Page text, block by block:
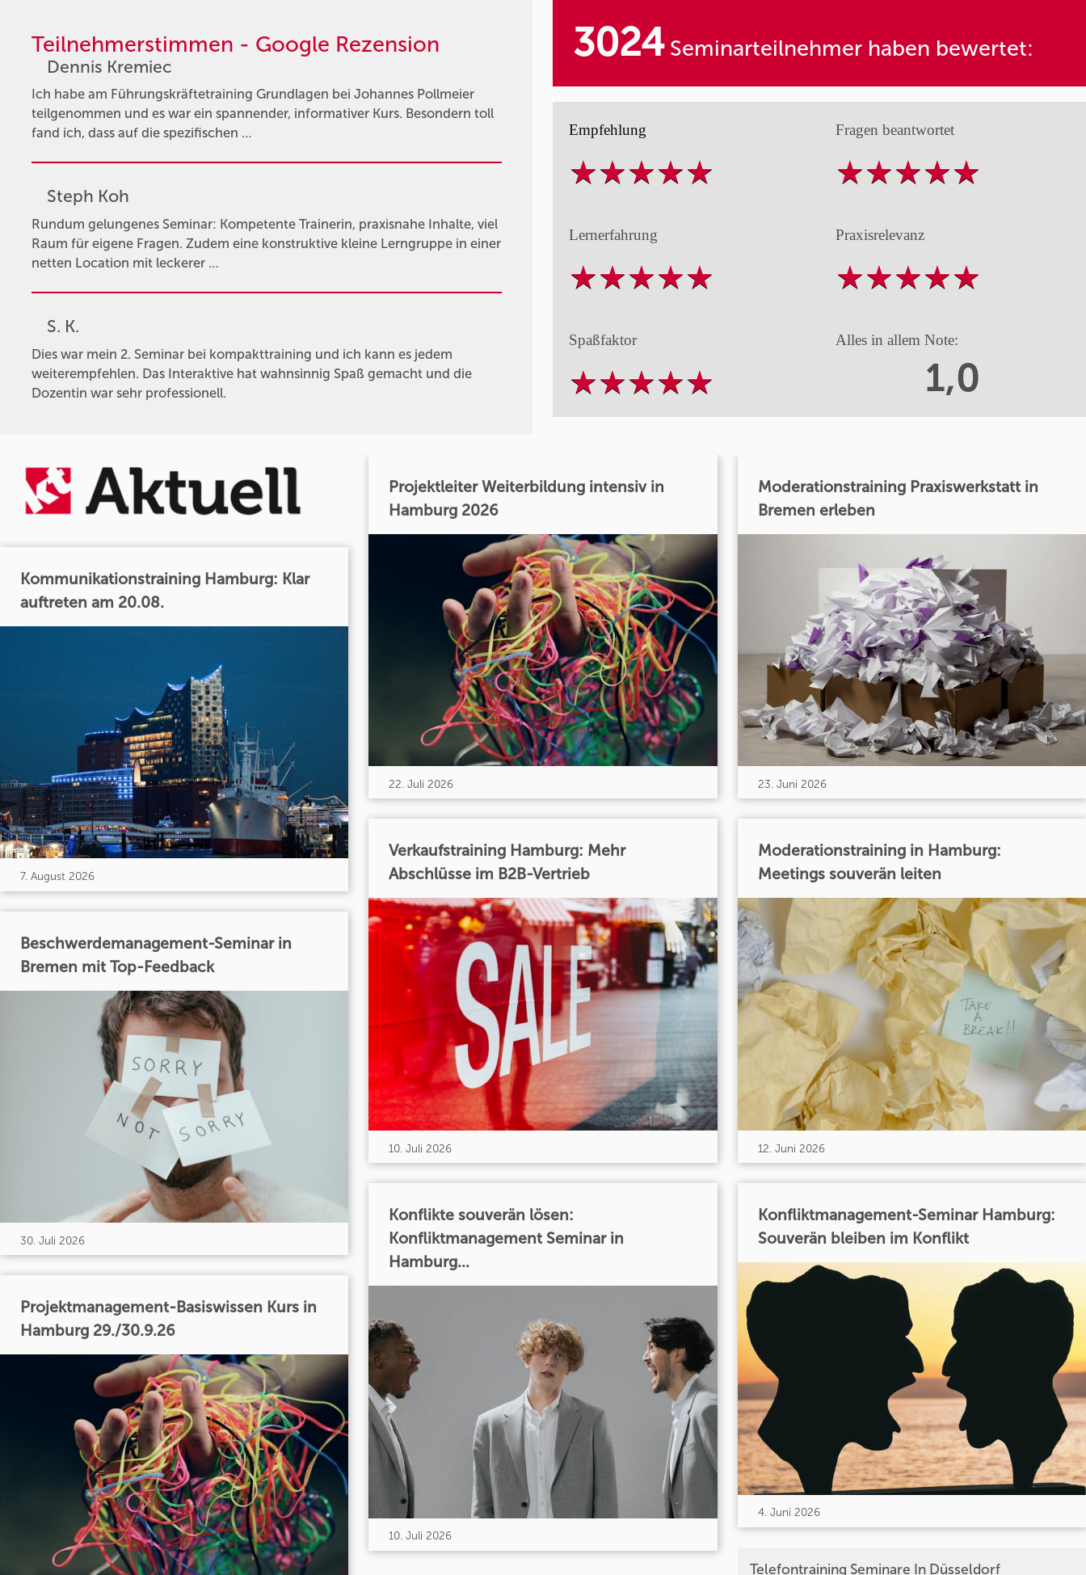
Teilnehmerstimmen - Google Rezension
Dennis Kremiec
Ich habe am Führungskräftetraining Grundlagen bei Johannes Pollmeier
teilgenommen und es war ein spannender, informativer Kurs. Besondern toll
fand ich, dass auf die spezifischen …
Steph Koh
Rundum gelungenes Seminar: Kompetente Trainerin, praxisnahe Inhalte, viel
Raum für eigene Fragen. Zudem eine konstruktive kleine Lerngruppe in einer
netten Location mit leckerer …
S. K.
Dies war mein 2. Seminar bei kompakttraining und ich kann es jedem
weiterempfehlen. Das Interaktive hat wahnsinnig Spaß gemacht und die
Dozentin war sehr professionell.
3024Seminarteilnehmer haben bewertet:
Empfehlung Fragen beantwortet
Lernerfahrung Praxisrelevanz
Spaßfaktor Alles in allem Note:
1,0
Kommunikationstraining Hamburg: Klar
auftreten am 20.08.
7. August 2026
Beschwerdemanagement-Seminar in
Bremen mit Top-Feedback
30. Juli 2026
Projektmanagement-Basiswissen Kurs in
Hamburg 29./30.9.26
Projektleiter Weiterbildung intensiv in
Hamburg 2026
22. Juli 2026
Verkaufstraining Hamburg: Mehr
Abschlüsse im B2B-Vertrieb
10. Juli 2026
Konflikte souverän lösen:
Konfliktmanagement Seminar in
Hamburg...
10. Juli 2026
Moderationstraining Praxiswerkstatt in
Bremen erleben
23. Juni 2026
Moderationstraining in Hamburg:
Meetings souverän leiten
12. Juni 2026
Konfliktmanagement-Seminar Hamburg:
Souverän bleiben im Konflikt
4. Juni 2026
Telefontraining Seminare In Düsseldorf